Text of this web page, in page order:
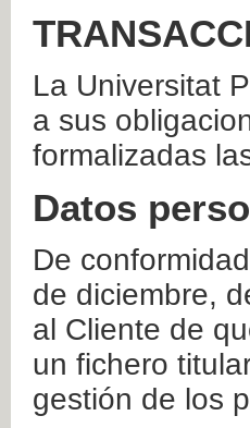
La Universitat
a sus
formalizadas
Datos
De
de diciembre,
al Cliente de
un fichero
gestión de los